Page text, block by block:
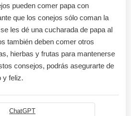
pueden comer papa con
que los conejos sólo coman la
les dé una cucharada de papa al
también deben comer otros
hierbas y frutas para mantenerse
consejos, podrás asegurarte de
y feliz.
ChatGPT